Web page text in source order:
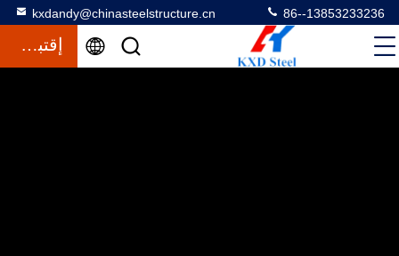
kxdandy@chinasteelstructure.cn 86--13853233236
إقتباس